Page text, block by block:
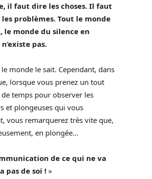
il faut dire les choses. Il faut
problèmes. Tout le monde
le monde du silence en
pas.
monde le sait. Cependant, dans
lorsque vous prenez un tout
temps pour observer les
et plongeuses qui vous
vous remarquerez très vite que,
en plongée…
de ce qui ne va
pas de soi !»